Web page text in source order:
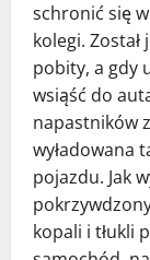
schronić się
kolegi.
pobity, a gdy
wsiąść do
napastników
wyładowana
pojazdu. Jak
kopali i tłukli